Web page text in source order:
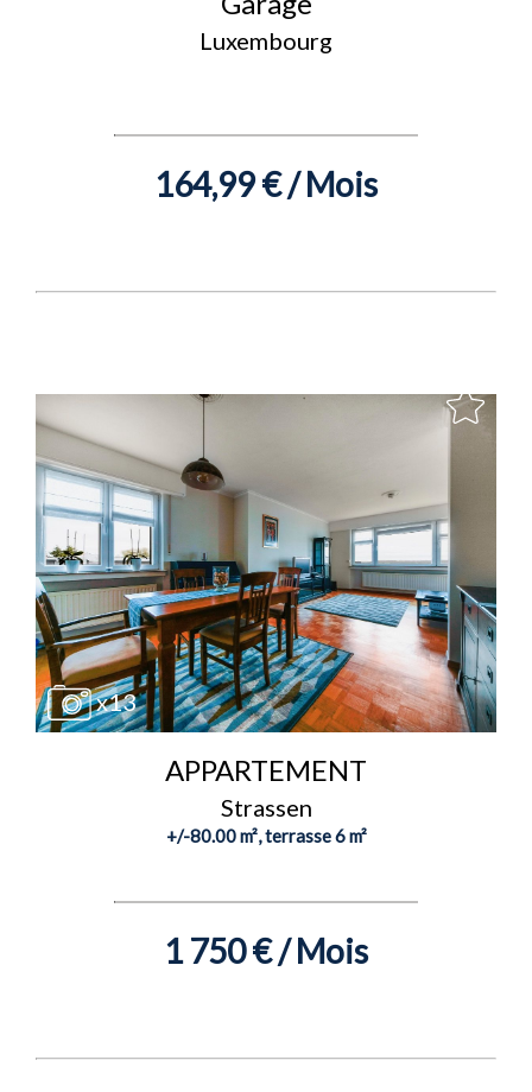
Luxembourg
164,99 € / Mois
x13
APPARTEMENT
Strassen
+/-80.00 m², terrasse 6 m²
1 750 € / Mois